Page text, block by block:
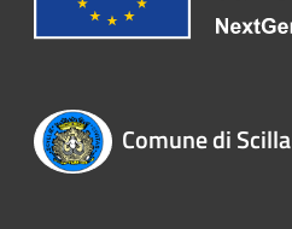
Comune di Scilla